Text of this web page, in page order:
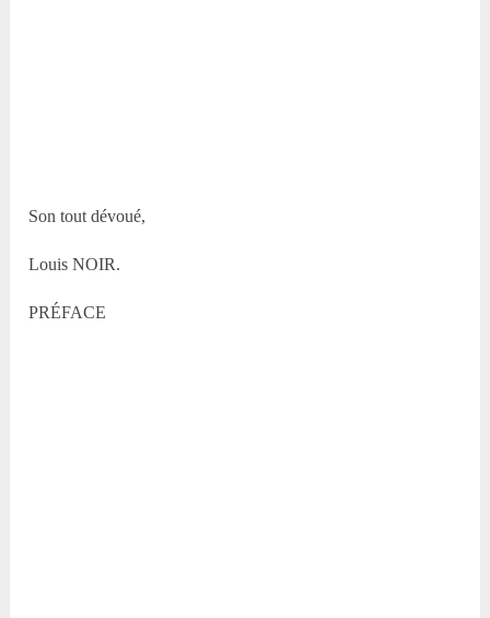
Son tout dévoué,
Louis NOIR.
PRÉFACE